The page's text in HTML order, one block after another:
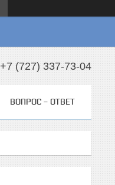
+7 (727) 337-73-04
ВОПРОС - ОТВЕТ